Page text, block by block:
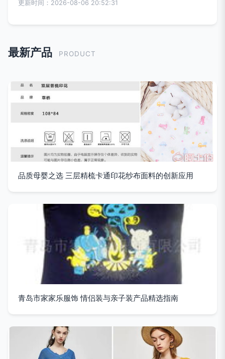
更新时间：2026-08-06 20:52:31
最新产品 PRODUCT
品质母婴之选 三层精梳卡通印花纱布面料的创新应用
青岛市家家乐服饰 情侣装与亲子装产品精选指南